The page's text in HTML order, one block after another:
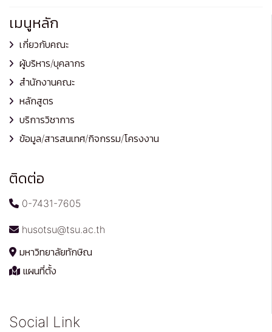
เมนูหลัก
เกี่ยวกับคณะ
ผู้บริหาร/บุคลากร
สำนักงานคณะ
หลักสูตร
บริการวิชาการ
ข้อมูล/สารสนเทศ/กิจกรรม/โครงงาน
ติดต่อ
0-7431-7605
husotsu@tsu.ac.th
มหาวิทยาลัยทักษิณ
แผนที่ตั้ง
Social Link